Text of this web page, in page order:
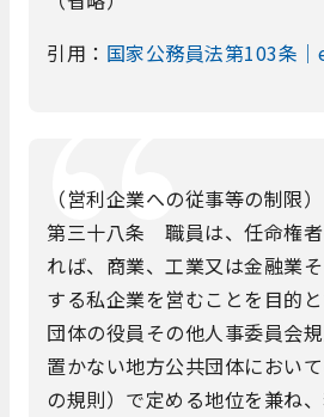
引用： 国家公務員法第103条
（営利企業への従事等の制限）
第三十八条 職員は、任命権
れば、商業、工業又は金融業
する私企業を営むことを目的
団体の役員その他人事委員会
置かない地方公共団体におい
の規則）で定める地位を兼ね